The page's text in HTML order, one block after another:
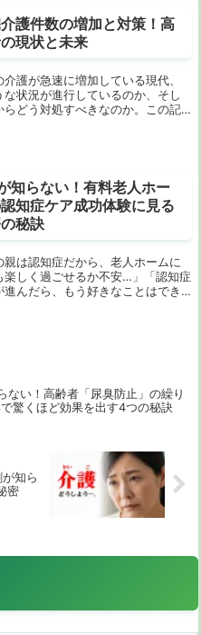
護件数の増加と対策！高
現状と未来
介護が急速に増加している現代、
な状況が進行しているのか、そし
らどう対処すべきなのか。この記
知らない！有料老人ホー
知症ケア成功体験に見る
秘訣
親は認知症だから、老人ホームに
楽しく過ごせるか不安…」「認知症
進んだら、もう好きなことはでき
ない！高齢者「尿臭防止」の繰り
驚くほど効果を出す4つの秘訣
知ら
密